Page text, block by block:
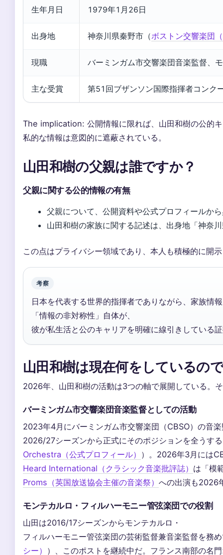
生年月日 1979年1月26日
出身地 神奈川県秦野市（ボストン交響楽団
現職 バーミンガム市交響楽団音楽監督、
主な受賞 第51回ブザンソン国際指揮者コンク
The implication: 公開情報に限れば、山田和樹の公的
私的な情報は意図的に遮蔽されている。
山田和樹の父親は誰ですか？
父親に関する公的情報の有無
父親について、公開資料や公式プロフィールか
山田和樹の家族に関する記述は、出身地「神奈
この点はプライバシー領域であり、本人も積極的に開
考察
日本を代表する世界的指揮者でありながら、家族
「情報の非対称性」自体が、
彼が私生活と公のキャリアを明確に線引きしている
山田和樹は現在何をしているの
2026年、山田和樹の活動は3つの軸で展開している。
バーミンガム市交響楽団音楽監督としての活動
2023年4月にバーミンガム市交響楽団（CBSO）の音
2026/27シーズンから正式にそのポジションを全うす
Orchestra（公式プロフィール） ）。2026年3月には
Heard International（クラシック音楽批評誌） は「模
Proms（英国放送協会主催の音楽祭） への出演も2026
モンテカルロ・フィルハーモニー管弦楽団での役割
山田は2016/17シーズンからモンテカルロ・
フィルハーモニー管弦楽団の芸術監督兼音楽監督を務
シー） ）、このポストを継続中だ。フランス南部の名